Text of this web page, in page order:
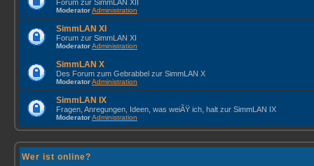
Forum zur SimmLAN XII
ModeratorAdministration
SimmLAN XI
Forum zur SimmLAN XI
ModeratorAdministration
SimmLAN X
Des Forum zum Gebrabbel zur SimmLAN X
ModeratorAdministration
SimmLAN IX
Fragen, Anregungen, Ideen, was weiÃŸ ich, halt zur SimmLAN IX
ModeratorAdministration
Wer ist online?